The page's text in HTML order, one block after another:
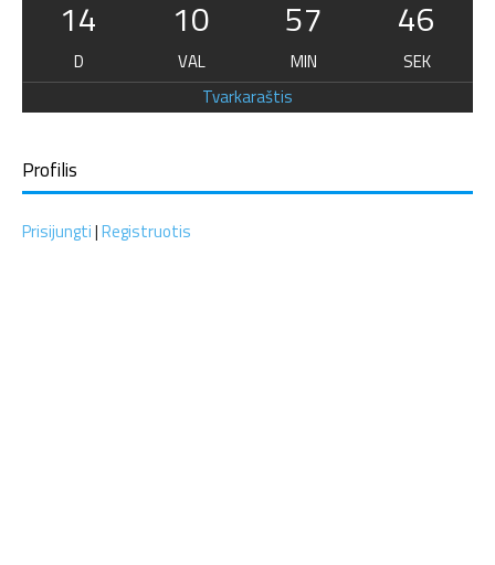
14
D
10
VAL
57
MIN
45
SEK
Tvarkaraštis
Profilis
Prisijungti|Registruotis